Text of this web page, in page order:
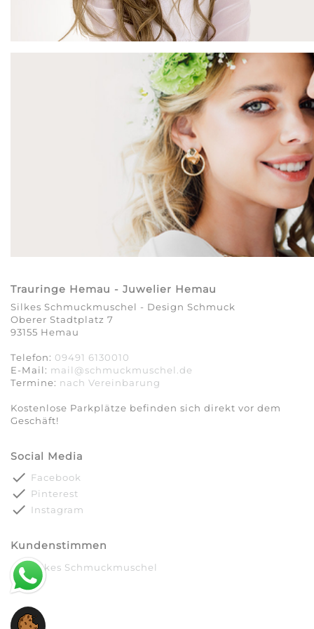
Trauringe Hemau - Juwelier Hemau
Silkes Schmuckmuschel - Design Schmuck
Oberer Stadtplatz 7
93155 Hemau
Telefon: 09491 6130010
E-Mail: mail@schmuckmuschel.de
Termine: nach Vereinbarung​​​​​​​
Kostenlose Parkplätze befinden sich direkt vor dem
Geschäft!
Social Media
done Facebook
done Pinterest
done Instagram
Kundenstimmen
done Silkes Schmuckmuschel